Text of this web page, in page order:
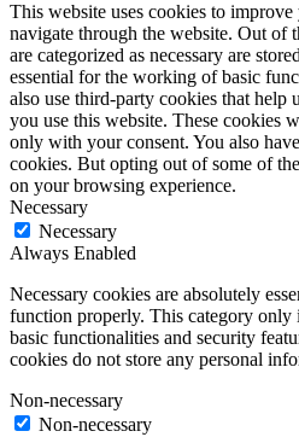
This website uses cookies to
navigate through the website. Out of
are categorized as necessary are
essential for the working of basic
also use third-party cookies that help
you use this website. These cookies
only with your consent. You also
cookies. But opting out of some of
on your browsing experience.
Necessary
Necessary
Always Enabled
Necessary cookies are absolutely
function properly. This category only
basic functionalities and security
cookies do not store any personal
Non-necessary
Non-necessary